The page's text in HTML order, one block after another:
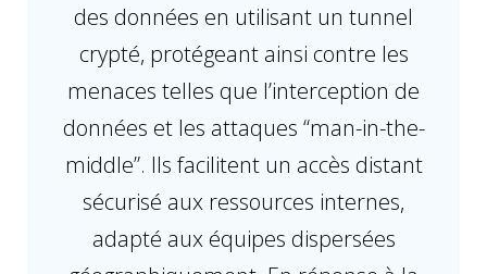
des données en utilisant un tunnel
crypté, protégeant ainsi contre les
menaces telles que l’interception de
données et les attaques “man-in-the-
middle”. Ils facilitent un accès distant
sécurisé aux ressources internes,
adapté aux équipes dispersées